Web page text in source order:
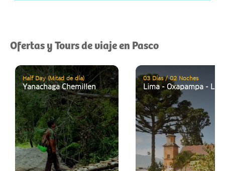
Ofertas y Tours de viaje en Pasco
Half Day (Mitad de día)
Yanachaga Chemillen
03 Días / 02 Noches
Lima - Oxapampa -